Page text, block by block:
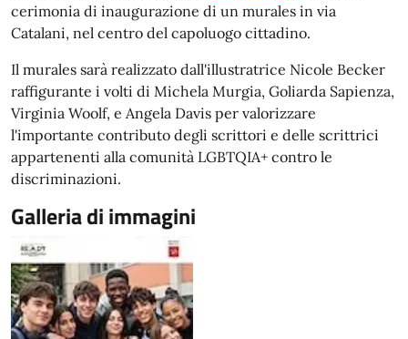
cerimonia di inaugurazione di un murales in via
Catalani, nel centro del capoluogo cittadino.
Il murales sarà realizzato dall'illustratrice Nicole Becker
raffigurante i volti di Michela Murgia, Goliarda Sapienza,
Virginia Woolf, e Angela Davis per valorizzare
l'importante contributo degli scrittori e delle scrittrici
appartenenti alla comunità LGBTQIA+ contro le
discriminazioni.
Galleria di immagini